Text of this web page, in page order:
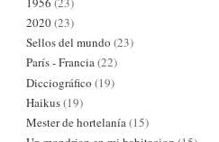
2020(23)
Sellos del mundo (23)
París - Francia(22)
Dicciográfico (19)
Haikus(19)
Mester de hortelanía(15)